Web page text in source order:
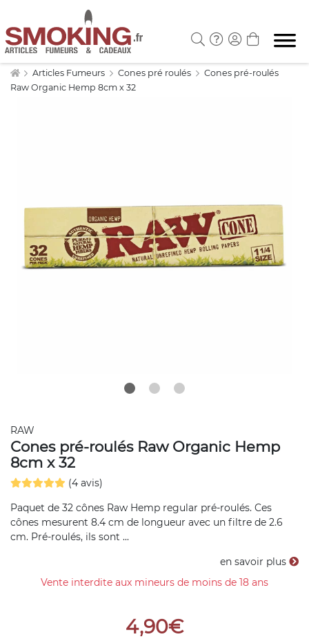
Articles Fumeurs Cones pré roulés
Cones pré-roulés
Raw Organic Hemp 8cm x 32
RAW
Cones pré-roulés Raw Organic Hemp
8cm x 32
(4 avis)
Paquet de 32 cônes Raw Hemp regular pré-roulés. Ces
cônes mesurent 8.4 cm de longueur avec un filtre de 2.6
cm. Pré-roulés, ils sont ...
en savoir plus
Vente interdite aux mineurs de moins de 18 ans
4,90€